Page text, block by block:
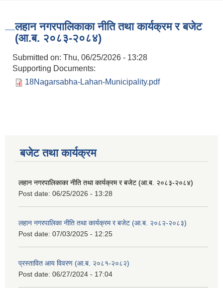
लहान नगरपालिकाका नीति तथा कार्यक्रम र बजेट
(आ.ब. २०८३-२०८४)
Submitted on: Thu, 06/25/2026 - 13:28
Supporting Documents:
18Nagarsabha-Lahan-Municipality.pdf
बजेट तथा कार्यक्रम
लहान नगरपालिकाका नीति तथा कार्यक्रम र बजेट (आ.ब. २०८३-२०८४)
Post date: 06/25/2026 - 13:28
लहान नगरपालिका नीति तथा कार्यक्रम र बजेट (आ.ब. २०८२-२०८३)
Post date: 07/03/2025 - 12:25
प्रस्तावित आय विवरण (आ.ब. २०८१-२०८२)
Post date: 06/27/2024 - 17:04